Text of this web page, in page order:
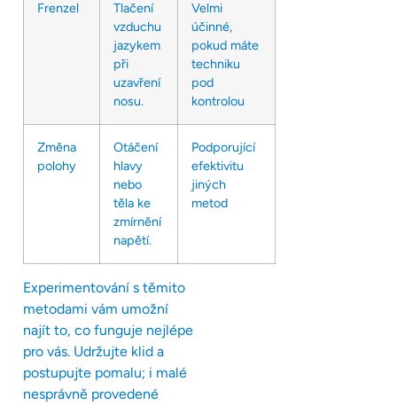
Frenzel
Tlačení
vzduchu
jazykem
při
uzavření
nosu.
Velmi
účinné,
pokud máte
techniku
pod
kontrolou
Změna
polohy
Otáčení
hlavy
nebo
těla ke
zmírnění
napětí.
Podporující
efektivitu
jiných
metod
Experimentování s těmito
metodami vám umožní
najít to, co funguje nejlépe
pro vás. Udržujte klid a
postupujte pomalu; i malé
nesprávně provedené